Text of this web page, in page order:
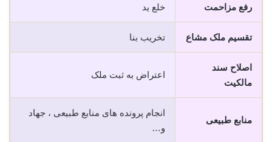
رفع مزاحمت خلع ید
تقسیم ملک مشاع تخریب بنا
اصلاح سند
مالکیت
اعتراض به ثبت ملک
منابع طبیعی
انجام پرونده های منابع طبیعی ، جهاد
و…